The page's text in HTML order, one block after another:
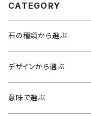
CATEGORY
石の種類から選ぶ
水晶（クォーツ）
アイリスクォーツ（虹入り水晶）
ローズクォーツ（紅水晶）
デザインから選ぶ
龍彫刻（水晶）
意味で選ぶ